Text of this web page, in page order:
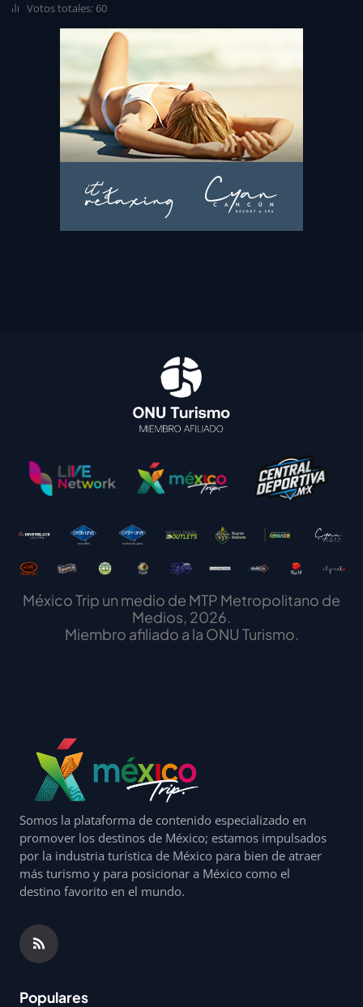
Votos totales: 60
México Trip un medio de MTP Metropolitano de
Medios, 2026.
Miembro afiliado a la ONU Turismo.
Somos la plataforma de contenido especializado en
promover los destinos de México; estamos impulsados
por la industria turística de México para bien de atraer
más turismo y para posicionar a México como el
destino favorito en el mundo.
Populares